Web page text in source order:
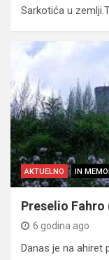
Sarkotića u
AKTUELNO IN
Preselio
6 godina ago
Danas je na ahiret